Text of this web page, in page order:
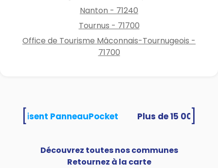
Nanton - 71240
Tournus - 71700
Office de Tourisme Mâconnais-Tournugeois -
71700
utilisent PanneauPocket
Découvrez toutes nos communes
Retournez à la carte